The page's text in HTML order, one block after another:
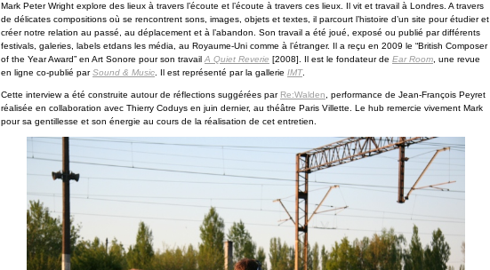
Mark Peter Wright explore des lieux à travers l’écoute et l’écoute à travers ces lieux. Il vit et travail à Londres. A travers
de délicates compositions où se rencontrent sons, images, objets et textes, il parcourt l’histoire d’un site pour étudier et
créer notre relation au passé, au déplacement et à l’abandon. Son travail a été joué, exposé ou publié par différents
festivals, galeries, labels etdans les média, au Royaume-Uni comme à l’étranger. Il a reçu en 2009 le “British Composer
of the Year Award” en Art Sonore pour son travail A Quiet Reverie [2008]. Il est le fondateur de Ear Room , une revue
en ligne co-publié parSound & Music . Il est représenté par la gallerie IMT.
Cette interview a été construite autour de réflections suggérées par Re:Walden , performance de Jean-François Peyret
réalisée en collaboration avec Thierry Coduys en juin dernier, au théâtre Paris Villette. Le hub remercie vivement Mark
pour sa gentillesse et son énergie au cours de la réalisation de cet entretien.